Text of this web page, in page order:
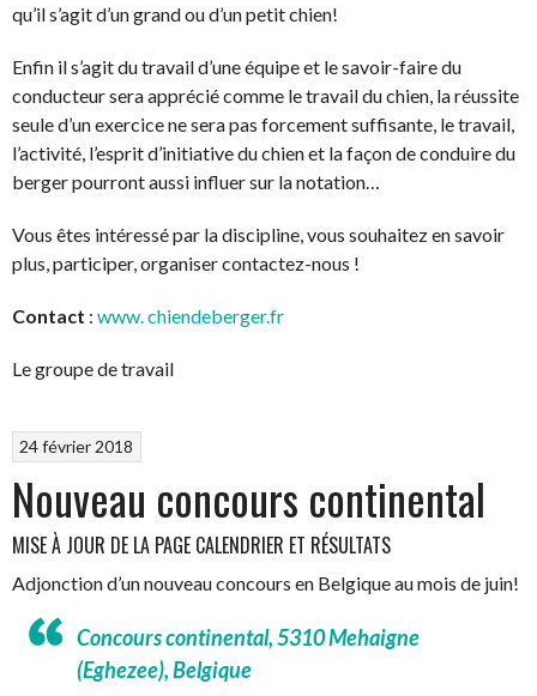
qu’il s’agit d’un grand ou d’un petit chien!
Enfin il s’agit du travail d’une équipe et le savoir-faire du
conducteur sera apprécié comme le travail du chien, la réussite
seule d’un exercice ne sera pas forcement suffisante, le travail,
l’activité, l’esprit d’initiative du chien et la façon de conduire du
berger pourront aussi influer sur la notation…
Vous êtes intéressé par la discipline, vous souhaitez en savoir
plus, participer, organiser contactez-nous !
Contact : www. chiendeberger.fr
Le groupe de travail
24 février 2018
Nouveau concours continental
MISE À JOUR DE LA PAGE CALENDRIER ET RÉSULTATS
Adjonction d’un nouveau concours en Belgique au mois de juin!
Concours continental, 5310 Mehaigne
(Eghezee), Belgique